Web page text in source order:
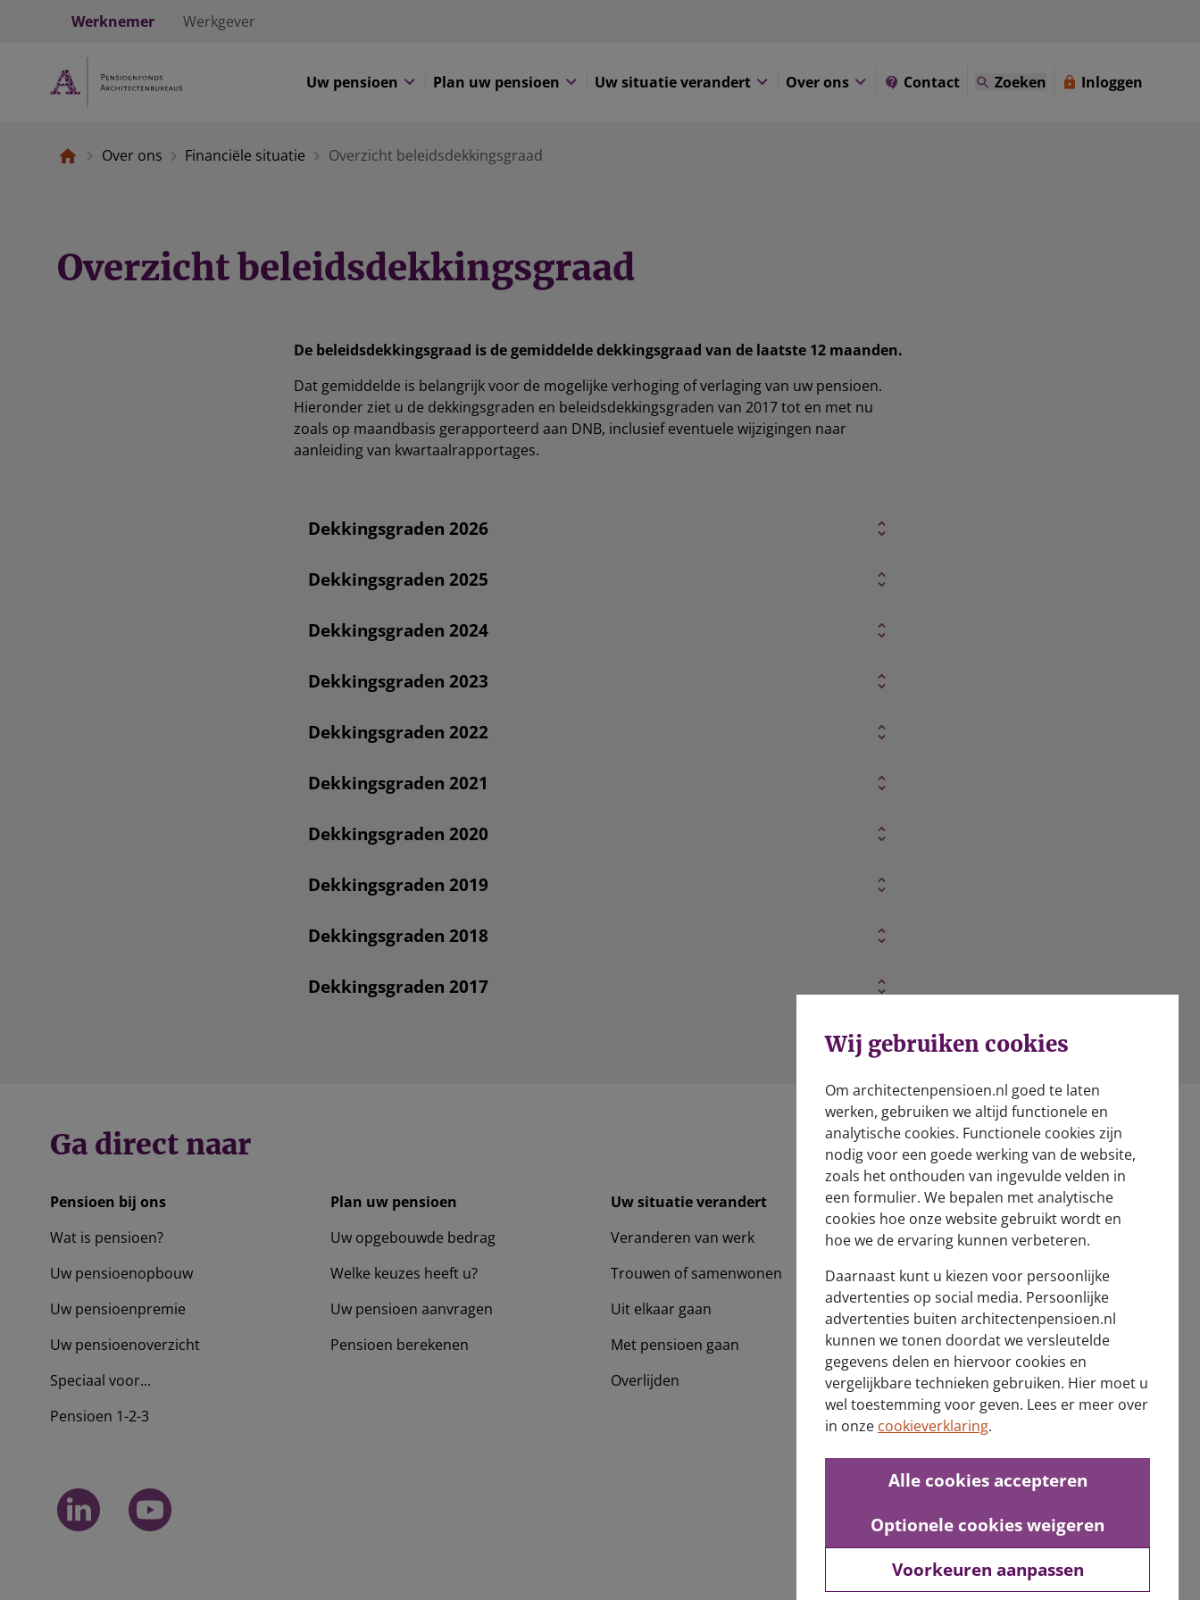
Werknemer Werkgever
Uw pensioen Plan uw pensioen Uw situatie verandert Over ons Contact Zoeken Inloggen
Over ons Financiële situatie Overzicht beleidsdekkingsgraad
Overzicht beleidsdekkingsgraad
De beleidsdekkingsgraad is de gemiddelde dekkingsgraad van de laatste 12 maanden.
Dat gemiddelde is belangrijk voor de mogelijke verhoging of verlaging van uw pensioen.
Hieronder ziet u de dekkingsgraden en beleidsdekkingsgraden van 2017 tot en met nu
zoals op maandbasis gerapporteerd aan DNB, inclusief eventuele wijzigingen naar
aanleiding van kwartaalrapportages.
Dekkingsgraden 2026
Dekkingsgraden 2025
Dekkingsgraden 2024
Dekkingsgraden 2023
Dekkingsgraden 2022
Dekkingsgraden 2021
Dekkingsgraden 2020
Dekkingsgraden 2019
Dekkingsgraden 2018
Dekkingsgraden 2017
Ga direct naar
Pensioen bij ons
Wat is pensioen?
Uw pensioenopbouw
Uw pensioenpremie
Uw pensioenoverzicht
Speciaal voor...
Pensioen 1-2-3
Plan uw pensioen
Uw opgebouwde bedrag
Welke keuzes heeft u?
Uw pensioen aanvragen
Pensioen berekenen
Uw situatie verandert
Veranderen van werk
Trouwen of samenwonen
Uit elkaar gaan
Met pensioen gaan
Overlijden
Over ons
Wie zijn wij?
Verantwoord beleggen
Nieuwsberichten
Vernieuwd pensioenstelsel
Ontvang de nieuwsbrief
Wij gebruiken cookies
Om architectenpensioen.nl goed te laten
werken, gebruiken we altijd functionele en
analytische cookies. Functionele cookies zijn
nodig voor een goede werking van de website,
zoals het onthouden van ingevulde velden in
een formulier. We bepalen met analytische
cookies hoe onze website gebruikt wordt en
hoe we de ervaring kunnen verbeteren.
Daarnaast kunt u kiezen voor persoonlijke
advertenties op social media. Persoonlijke
advertenties buiten architectenpensioen.nl
kunnen we tonen doordat we versleutelde
gegevens delen en hiervoor cookies en
vergelijkbare technieken gebruiken. Hier moet u
wel toestemming voor geven. Lees er meer over
in onze cookieverklaring.
Alle cookies accepteren
Optionele cookies weigeren
Voorkeuren aanpassen